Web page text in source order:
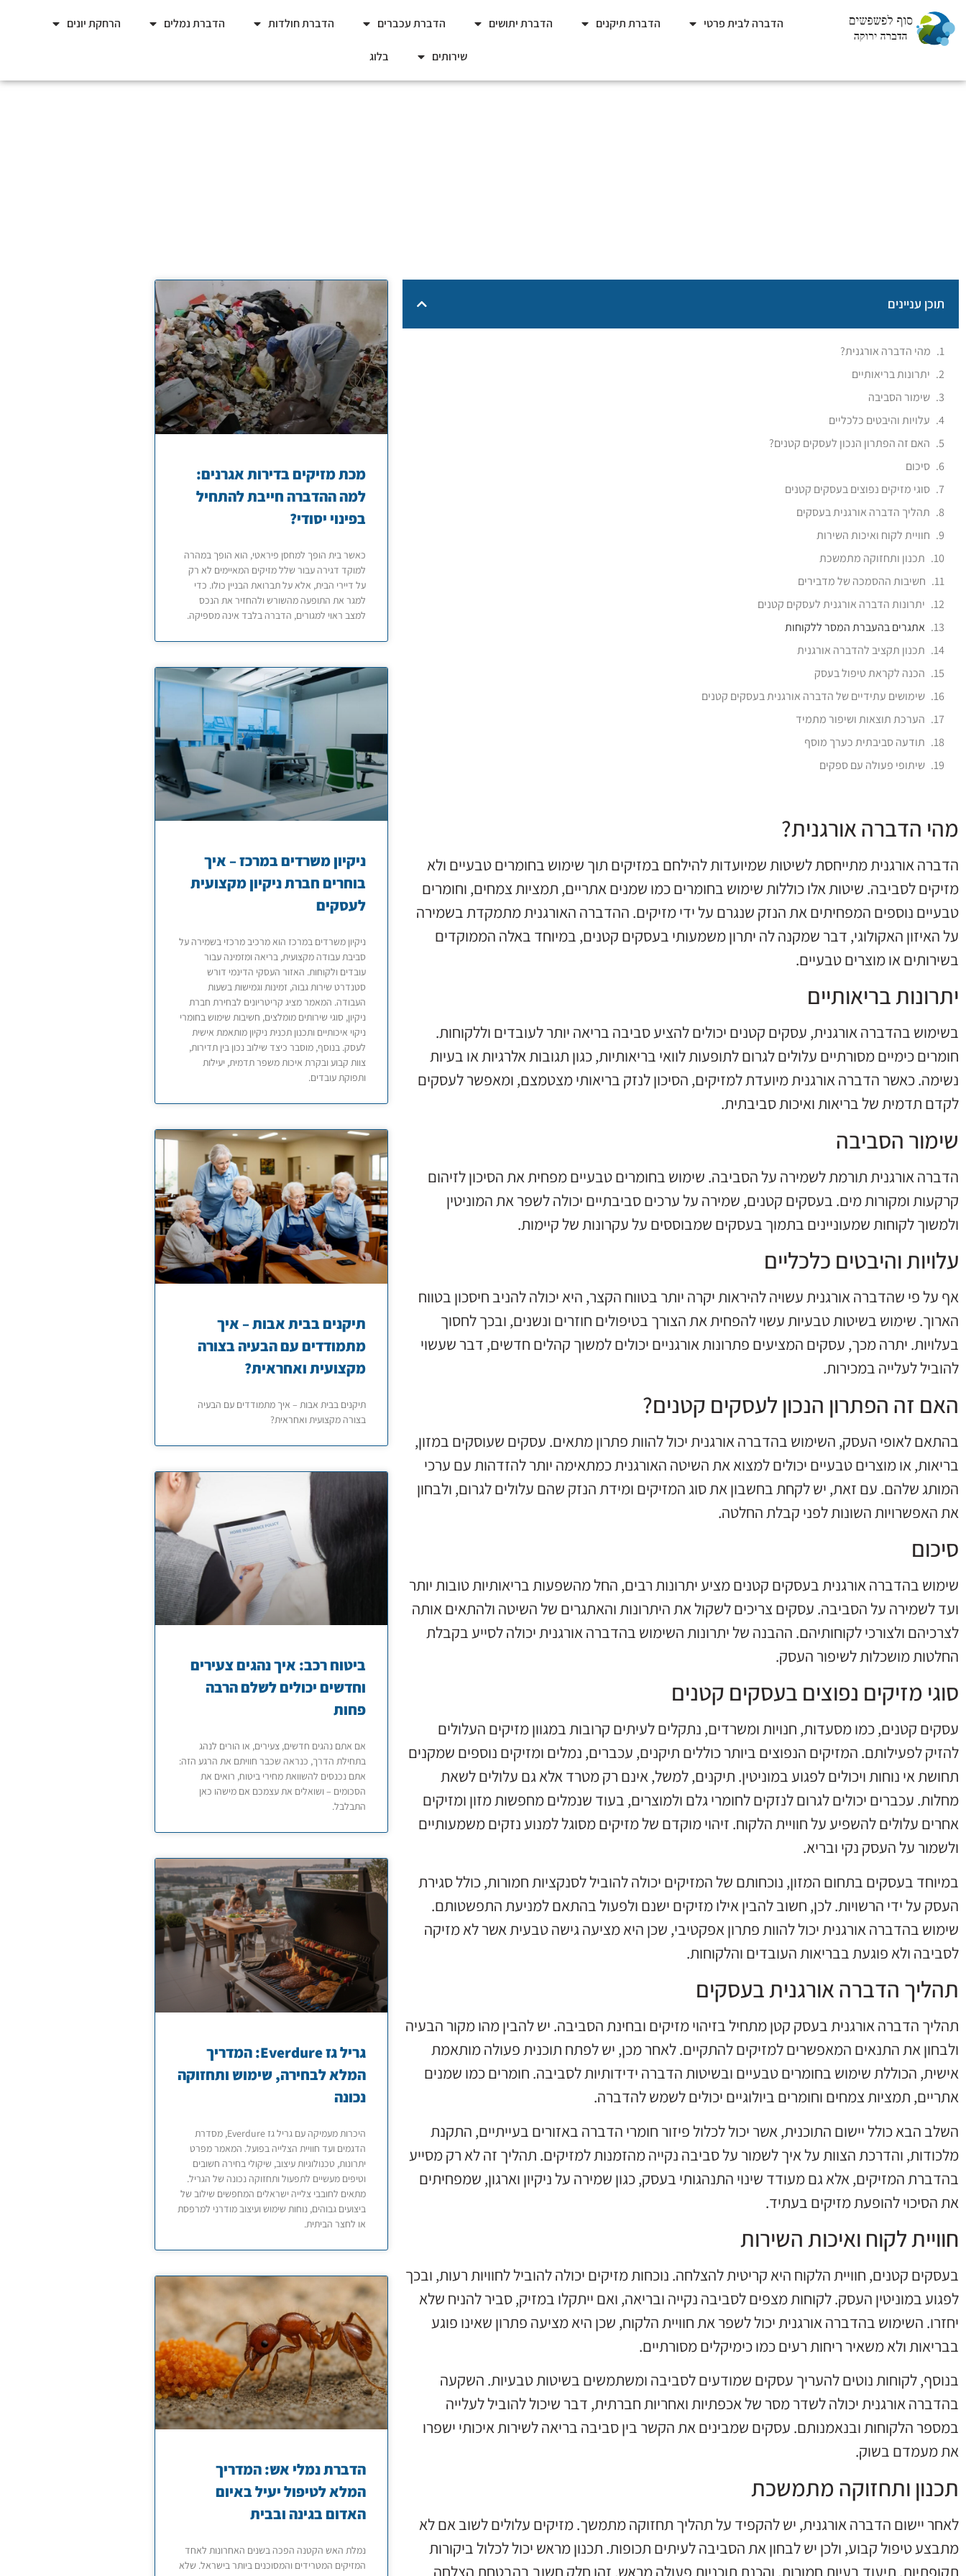
הדברה לבית פרטי הדברת תיקנים הדברת יתושים הדברת עכברים הדברת חולדות הדברת נמלים הרחקת יונים
שירותים בלוג
תוכן עניינים
מהי הדברה אורגנית?
יתרונות בריאותיים
שימור הסביבה
עלויות והיבטים כלכליים
האם זה הפתרון הנכון לעסקים קטנים?
סיכום
סוגי מזיקים נפוצים בעסקים קטנים
תהליך הדברה אורגנית בעסקים
חוויית לקוח ואיכות השירות
תכנון ותחזוקה מתמשכת
חשיבות ההסמכה של מדבירים
יתרונות הדברה אורגנית לעסקים קטנים
אתגרים בהעברת המסר ללקוחות
תכנון תקציב להדברה אורגנית
הכנה לקראת טיפול בעסק
שימושים עתידיים של הדברה אורגנית בעסקים קטנים
הערכת תוצאות ושיפור מתמיד
תודעה סביבתית כערך מוסף
שיתופי פעולה עם ספקים
מהי הדברה אורגנית?
הדברה אורגנית מתייחסת לשיטות שמיועדות להילחם במזיקים תוך שימוש בחומרים טבעיים ולא
מזיקים לסביבה. שיטות אלו כוללות שימוש בחומרים כמו שמנים אתריים, תמציות צמחים, וחומרים
טבעיים נוספים המפחיתים את הנזק שנגרם על ידי מזיקים. ההדברה האורגנית מתמקדת בשמירה
על האיזון האקולוגי, דבר שמקנה לה יתרון משמעותי בעסקים קטנים, במיוחד באלה הממוקדים
בשירותים או מוצרים טבעיים.
יתרונות בריאותיים
בשימוש בהדברה אורגנית, עסקים קטנים יכולים להציע סביבה בריאה יותר לעובדים וללקוחות.
חומרים כימיים מסורתיים עלולים לגרום לתופעות לוואי בריאותיות, כגון תגובות אלרגיות או בעיות
נשימה. כאשר הדברה אורגנית מיועדת למזיקים, הסיכון לנזק בריאותי מצטמצם, ומאפשר לעסקים
לקדם תדמית של בריאות ואיכות סביבתית.
שימור הסביבה
הדברה אורגנית תורמת לשמירה על הסביבה. שימוש בחומרים טבעיים מפחית את הסיכון לזיהום
קרקעות ומקורות מים. בעסקים קטנים, שמירה על ערכים סביבתיים יכולה לשפר את המוניטין
ולמשוך לקוחות שמעוניינים בתמוך בעסקים שמבוססים על עקרונות של קיימות.
עלויות והיבטים כלכליים
אף על פי שהדברה אורגנית עשויה להיראות יקרה יותר בטווח הקצר, היא יכולה להניב חיסכון בטווח
הארוך. שימוש בשיטות טבעיות עשוי להפחית את הצורך בטיפולים חוזרים ונשנים, ובכך לחסוך
בעלויות. יתרה מכך, עסקים המציעים פתרונות אורגניים יכולים למשוך קהלים חדשים, דבר שעשוי
להוביל לעלייה במכירות.
האם זה הפתרון הנכון לעסקים קטנים?
בהתאם לאופי העסק, השימוש בהדברה אורגנית יכול להוות פתרון מתאים. עסקים שעוסקים במזון,
בריאות, או מוצרים טבעיים יכולים למצוא את השיטה האורגנית כמתאימה יותר להזדהות עם ערכי
המותג שלהם. עם זאת, יש לקחת בחשבון את סוג המזיקים ומידת הנזק שהם עלולים לגרום, ולבחון
את האפשרויות השונות לפני קבלת החלטה.
סיכום
שימוש בהדברה אורגנית בעסקים קטנים מציע יתרונות רבים, החל מהשפעות בריאותיות טובות יותר
ועד לשמירה על הסביבה. עסקים צריכים לשקול את היתרונות והאתגרים של השיטה ולהתאים אותה
לצרכיהם ולצורכי לקוחותיהם. ההבנה של יתרונות השימוש בהדברה אורגנית יכולה לסייע בקבלת
החלטות מושכלות לשיפור העסק.
סוגי מזיקים נפוצים בעסקים קטנים
עסקים קטנים, כמו מסעדות, חנויות ומשרדים, נתקלים לעיתים קרובות במגוון מזיקים העלולים
להזיק לפעילותם. המזיקים הנפוצים ביותר כוללים תיקנים, עכברים, נמלים ומזיקים נוספים שמקנים
תחושת אי נוחות ויכולים לפגוע במוניטין. תיקנים, למשל, אינם רק מטרד אלא גם עלולים לשאת
מחלות. עכברים יכולים לגרום לנזקים לחומרי גלם ולמוצרים, בעוד שנמלים מחפשות מזון ומזיקים
אחרים עלולים להשפיע על חוויית הלקוח. זיהוי מוקדם של מזיקים מסוגל למנוע נזקים משמעותיים
ולשמור על העסק נקי ובריא.
במיוחד בעסקים בתחום המזון, נוכחותם של המזיקים יכולה להוביל לסנקציות חמורות, כולל סגירת
העסק על ידי הרשויות. לכן, חשוב להבין אילו מזיקים ישנם ולפעול בהתאם למניעת התפשטותם.
שימוש בהדברה אורגנית יכול להוות פתרון אפקטיבי, שכן היא מציעה גישה טבעית אשר לא מזיקה
לסביבה ולא פוגעת בבריאות העובדים והלקוחות.
תהליך הדברה אורגנית בעסקים
תהליך הדברה אורגנית בעסק קטן מתחיל בזיהוי מזיקים ובחינת הסביבה. יש להבין מהו מקור הבעיה
ולבחון את התנאים המאפשרים למזיקים להתקיים. לאחר מכן, יש לפתח תוכנית פעולה מותאמת
אישית, הכוללת שימוש בחומרים טבעיים ובשיטות הדברה ידידותיות לסביבה. חומרים כמו שמנים
אתריים, תמציות צמחים וחומרים ביולוגיים יכולים לשמש להדברה.
השלב הבא כולל יישום התוכנית, אשר יכול לכלול פיזור חומרי הדברה באזורים בעייתיים, התקנת
מלכודות, והדרכת הצוות על איך לשמור על סביבה נקייה מהזמנות למזיקים. תהליך זה לא רק מסייע
בהדברת המזיקים, אלא גם מעודד שינוי התנהגותי בעסק, כגון שמירה על ניקיון וארגון, שמפחיתים
את הסיכוי להופעת מזיקים בעתיד.
חוויית לקוח ואיכות השירות
בעסקים קטנים, חוויית הלקוח היא קריטית להצלחה. נוכחות מזיקים יכולה להוביל לחוויות רעות, ובכך
לפגוע במוניטין העסק. לקוחות מצפים לסביבה נקייה ובריאה, ואם ייתקלו במזיק, סביר להניח שלא
יחזרו. השימוש בהדברה אורגנית יכול לשפר את חוויית הלקוח, שכן היא מציעה פתרון שאינו פוגע
בבריאות ולא משאיר ריחות רעים כמו כימיקלים מסורתיים.
בנוסף, לקוחות נוטים להעריך עסקים שמודעים לסביבה ומשתמשים בשיטות טבעיות. השקעה
בהדברה אורגנית יכולה לשדר מסר של אכפתיות ואחריות חברתית, דבר שיכול להוביל לעלייה
במספר הלקוחות ובנאמנותם. עסקים שמבינים את הקשר בין סביבה בריאה לשירות איכותי ישפרו
את מעמדם בשוק.
תכנון ותחזוקה מתמשכת
לאחר יישום הדברה אורגנית, יש להקפיד על תהליך תחזוקה מתמשך. מזיקים עלולים לשוב אם לא
מתבצע טיפול קבוע, ולכן יש לבחון את הסביבה לעיתים תכופות. תכנון מראש יכול לכלול ביקורות
תקופתיות, תיעוד בעיות חמורות, והכנת תוכניות פעולה מראש. זהו חלק חשוב בהבטחת הצלחה
מכת מזיקים בדירות אגרנים:
למה ההדברה חייבת להתחיל
בפינוי יסודי?
כאשר בית הופך למחסן פיראטי, הוא הופך במהרה
למוקד דגירה עבור שלל מזיקים המאיימים לא רק
על דיירי הבית, אלא על תברואת הבניין כולו. כדי
למגר את התופעה מהשורש ולהחזיר את הנכס
למצב ראוי למגורים, הדברה בלבד אינה מספיקה.
ניקיון משרדים במרכז – איך
בוחרים חברת ניקיון מקצועית
לעסקים
ניקיון משרדים במרכז הוא מרכיב מרכזי בשמירה על
סביבת עבודה מקצועית, בריאה ומזמינה עבור
עובדים ולקוחות. האזור העסקי הדינמי דורש
סטנדרט שירות גבוה, זמינות וגמישות בשעות
העבודה. המאמר מציג קריטריונים לבחירת חברת
ניקיון, סוגי שירותים מומלצים, חשיבות שימוש בחומרי
ניקוי איכותיים ותכנון תכנית ניקיון מותאמת אישית
לעסק. בנוסף, מוסבר כיצד שילוב נכון בין תדירות,
צוות קבוע ובקרת איכות משפר תדמית, יעילות
ותפוקת עובדים.
תיקנים בבית אבות – איך
מתמודדים עם הבעיה בצורה
מקצועית ואחראית?
תיקנים בבית אבות – איך מתמודדים עם הבעיה
בצורה מקצועית ואחראית?
ביטוח רכב: איך נהגים צעירים
וחדשים יכולים לשלם הרבה
פחות
אם אתם נהגים חדשים, צעירים, או הורים לנהג
בתחילת הדרך, כנראה שכבר חוויתם את הרגע הזה:
אתם נכנסים להשוואת מחירי ביטוח, רואים את
הסכומים – ושואלים את עצמכם אם מישהו כאן
התבלבל.
גריל גז Everdure: המדריך
המלא לבחירה, שימוש ותחזוקה
נכונה
היכרות מעמיקה עם גריל גז Everdure, מסדרת
הדגמים ועד חוויית הצלייה בפועל. המאמר מפרט
יתרונות, טכנולוגיות עיצוב, שיקולי בחירה חשובים
וטיפים מעשיים לתפעול ותחזוקה נכונה של הגריל.
מתאים לחובבי צלייה ישראלים המחפשים שילוב של
ביצועים גבוהים, נוחות שימוש ועיצוב מודרני למרפסת
או לחצר הביתית.
הדברת נמלי אש: המדריך
המלא לטיפול יעיל באיום
האדום בגינה ובבית
נמלת האש הקטנה הפכה בשנים האחרונות לאחד
המזיקים המטרידים והמסוכנים ביותר בישראל. שלא